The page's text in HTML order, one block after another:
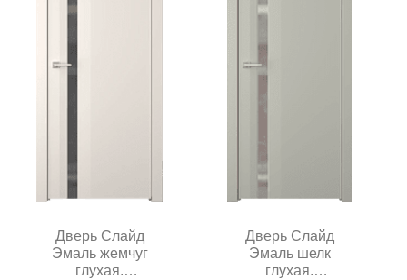
Дверь Слайд
Эмаль жемчуг
глухая.
Дверь Слайд
Эмаль шелк
глухая.